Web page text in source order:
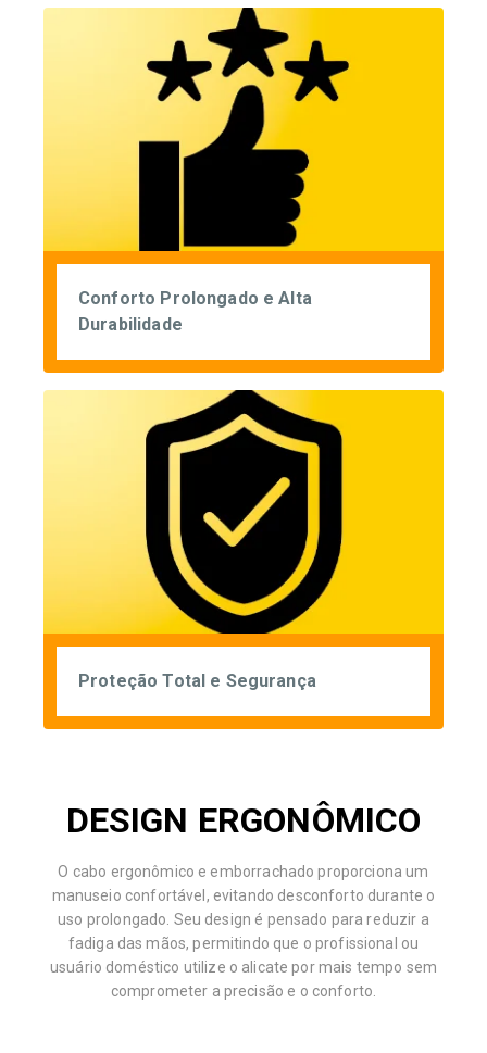
Conforto Prolongado e Alta
Durabilidade
Proteção Total e Segurança
DESIGN ERGONÔMICO
O cabo ergonômico e emborrachado proporciona um
manuseio confortável, evitando desconforto durante o
uso prolongado. Seu design é pensado para reduzir a
fadiga das mãos, permitindo que o profissional ou
usuário doméstico utilize o alicate por mais tempo sem
comprometer a precisão e o conforto.